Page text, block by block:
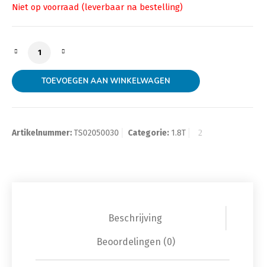
TurboSmart dumpvalve 1.8T aantal
TOEVOEGEN AAN WINKELWAGEN
Artikelnummer:TS02050030 Categorie: 1.8T
Beschrijving
Beoordelingen (0)